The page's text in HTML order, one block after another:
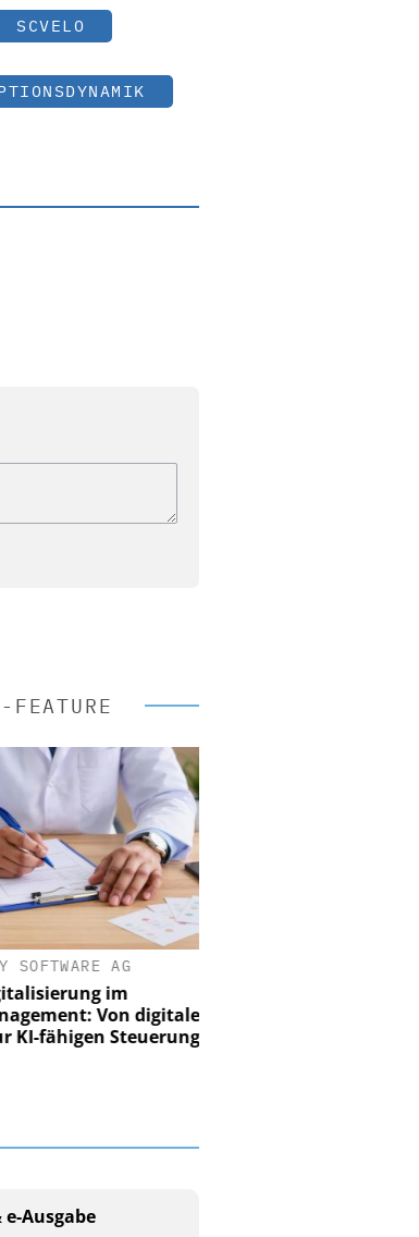
SCVELO
FEATURE
SOFTWARE AG
im
Von digitaler
KI-fähigen Steuerung
Ausgabe